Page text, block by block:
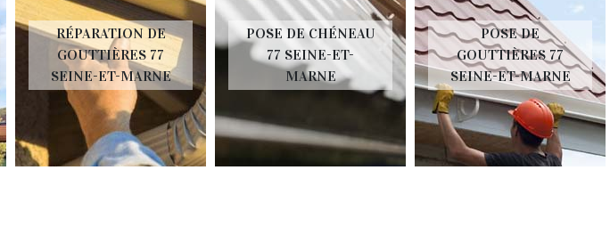
RÉPARATION DE
GOUTTIÈRES 77
SEINE-ET-MARNE
POSE DE CHÉNEAU
77 SEINE-ET-
MARNE
POSE DE
GOUTTIÈRES 77
SEINE-ET-MARNE